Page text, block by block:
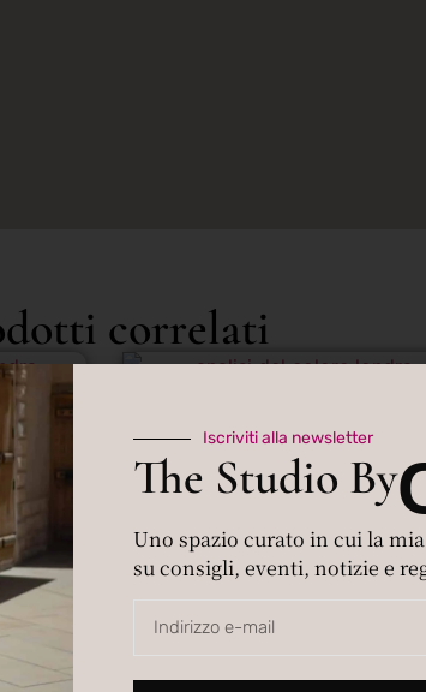
correlati
Iscriviti alla newsletter
The Studio By
Uno spazio curato in cui la
su consigli, eventi, notizie e